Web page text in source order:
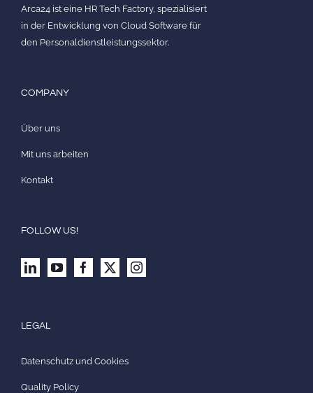
Arca24 ist eine HR Tech Factory, spezialisiert
in der Entwicklung von Cloud Software für
den Personaldienstleistungssektor.
COMPANY
Über uns
Mit uns arbeiten
Kontakt
FOLLOW US!
LEGAL
Datenschutz und Cookies
Quality Policy